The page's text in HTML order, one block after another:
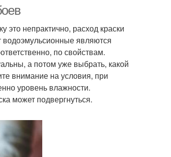
непрактично, расход краски
водоэмульсионные являются
по свойствам.
а потом уже выбрать, какой
внимание на условия, при
уровень влажности.
может подвергнуться.